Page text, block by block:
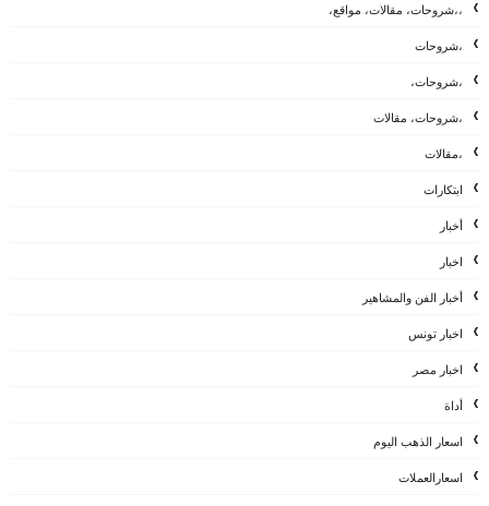
،،شروحات، مقالات، مواقع،
،شروحات
،شروحات،
،شروحات، مقالات
،مقالات
ابتكارات
أخبار
اخبار
أخبار الفن والمشاهير
اخبار تونس
اخبار مصر
أداة
اسعار الذهب اليوم
اسعارالعملات